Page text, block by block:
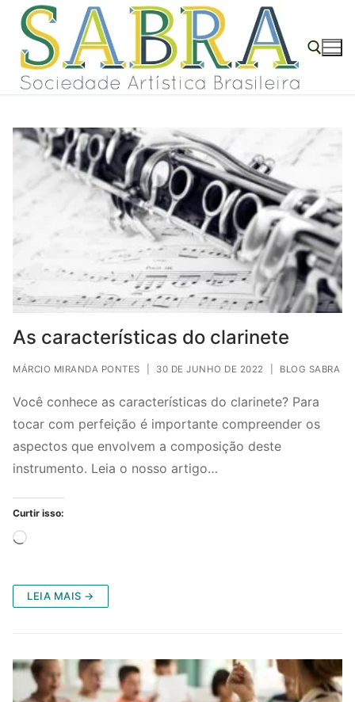
conteúdo
Pular
para
conteúdo
As características do clarinete
MÁRCIO MIRANDA PONTES 30 DE JUNHO DE 2022 BLOG SABRA
Você conhece as características do clarinete? Para
tocar com perfeição é importante compreender os
aspectos que envolvem a composição deste
instrumento. Leia o nosso artigo…
Curtir isso:
Carregando...
LEIA MAIS →